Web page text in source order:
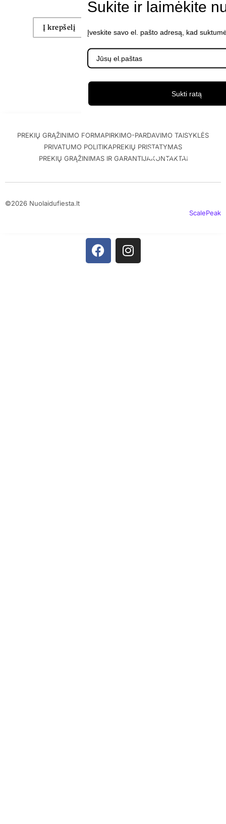
Į krepšelį
€29.99 su PVM
PREKIŲ GRĄŽINIMO FORMAPIRKIMO-PARDAVIMO TAISYKLĖS
PRIVATUMO POLITIKAPREKIŲ PRISTATYMAS
PREKIŲ GRĄŽINIMAS IR GARANTIJAKONTAKTAI
©2026 Nuolaidufiesta.lt
ScalePeak
Sukite ir laimėkite
Įveskite savo el. pašto adresą, kad
Sukti ratą